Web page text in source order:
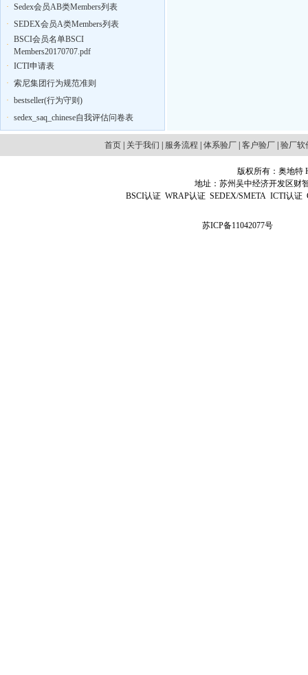
· Sedex会员AB类Members列表
· SEDEX会员A类Members列表
·
BSCI会员名单BSCI
Members20170707.pdf
· ICTI申请表
· 索尼集团行为规范准则
· bestseller(行为守则)
· sedex_saq_chinese自我评估问卷表
首页| 关于我们 服务流程 体系验厂| 客户验厂| 验厂软
版权所有：奥地特
地址：苏州吴中经济开发区财
BSCI认证 WRAP认证 SEDEX/SMETA ICTI认证
苏ICP备11042077号